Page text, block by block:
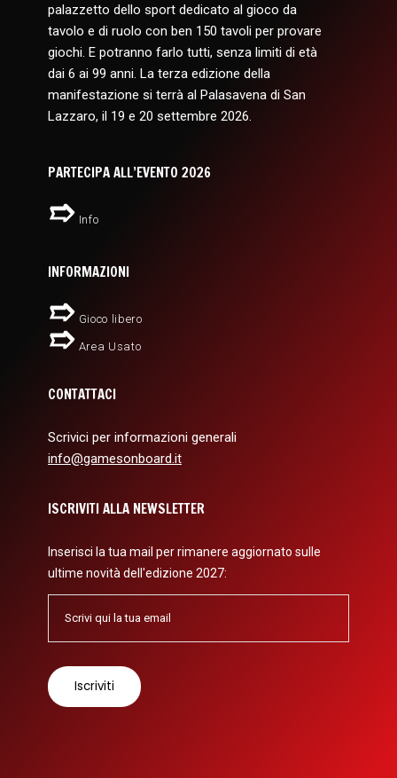
palazzetto dello sport dedicato al gioco da
tavolo e di ruolo con ben 150 tavoli per provare
giochi. E potranno farlo tutti, senza limiti di età
dai 6 ai 99 anni. La terza edizione della
manifestazione si terrà al Palasavena di San
Lazzaro, il 19 e 20 settembre 2026.
PARTECIPA ALL’EVENTO 2026
Info
INFORMAZIONI
Gioco libero
Area Usato
CONTATTACI
Scrivici per informazioni generali
info@gamesonboard.it
ISCRIVITI ALLA NEWSLETTER
Inserisci la tua mail per rimanere aggiornato sulle
ultime novità dell'edizione 2027: